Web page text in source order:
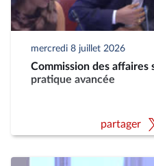
mercredi 8 juillet 2026
Commission des affaires
pratique avancée
partager